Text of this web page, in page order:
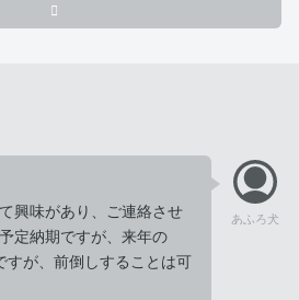
あふろ犬
興味があり、ご連絡させ
定納期ですが、来年の
すが、前倒しすることは可